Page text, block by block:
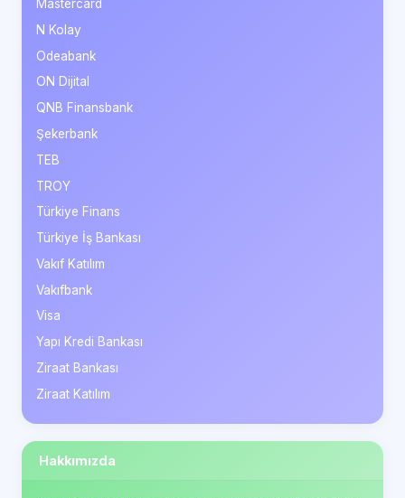
Mastercard
N Kolay
Odeabank
ON Dijital
QNB Finansbank
Şekerbank
TEB
TROY
Türkiye Finans
Türkiye İş Bankası
Vakıf Katılım
Vakıfbank
Visa
Yapı Kredi Bankası
Ziraat Bankası
Ziraat Katılım
Hakkımızda